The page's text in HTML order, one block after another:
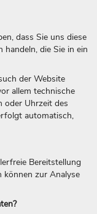
dass Sie uns diese
handeln, die Sie in ein
der Website
allem technische
oder Uhrzeit des
automatisch,
Bereitstellung
können zur Analyse